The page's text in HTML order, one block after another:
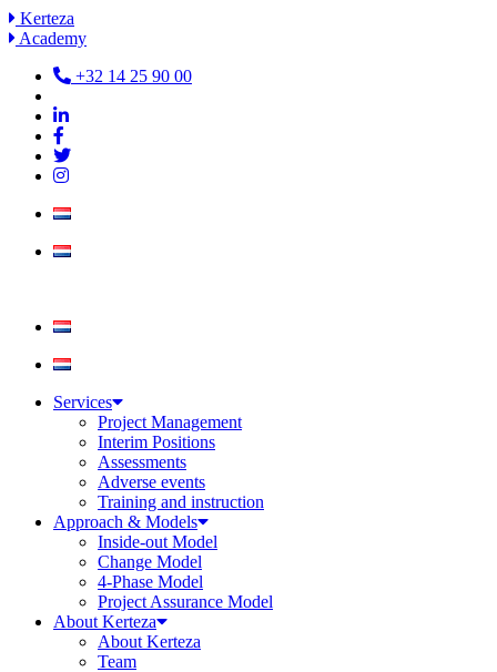
Skip
to
Kerteza
Academy
+32 14 25 90 00
Services
Project Management
Interim Positions
Assessments
Adverse events
Training and instruction
Approach & Models
Inside-out Model
Change Model
4-Phase Model
Project Assurance Model
About Kerteza
About Kerteza
Team